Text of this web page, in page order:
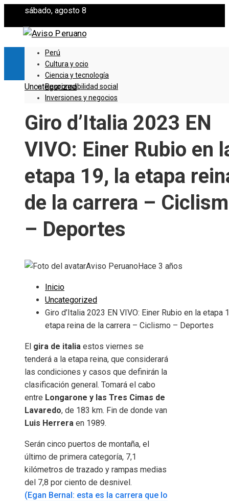
sábado, agosto 8
Perú
Cultura y ocio
Ciencia y tecnología
Responsabilidad social
Inversiones y negocios
Uncategorized
Giro d’Italia 2023 EN
VIVO: Einer Rubio en
etapa 19, la etapa
de la carrera –
– Deportes
Aviso Peruano Hace 3 años
Inicio
Uncategorized
Giro d’Italia 2023 EN VIVO: Einer Rubio en la etapa
etapa reina de la carrera – Ciclismo – Deportes
El gira de italia estos viernes se
tenderá a la etapa reina, que considerará
las condiciones y casos que definirán la
clasificación general. Tomará el cabo
entre Longarone y las Tres Cimas de
Lavaredo, de 183 km. Fin de donde van
Luis Herrera en 1989.
Serán cinco puertos de montaña, el
último de primera categoría, 7,1
kilómetros de trazado y rampas medias
del 7,8 por ciento de desnivel.
(Egan Bernal: esta es la carrera que lo